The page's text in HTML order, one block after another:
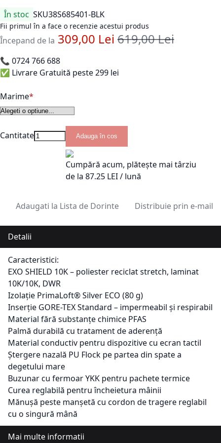
În stoc SKU38S685401-BLK
Fii primul în a face o recenzie acestui produs
Începand de la 309,00 Lei Pret standard
619,00 Lei
📞 0724 766 688
✅ Livrare Gratuită peste 299 lei
Marime
Cantitate Adauga în cos
Cumpără acum, plătește mai târziu
de la 87.25 LEI / lună
Adaugati la Lista de Dorinte Distribuie prin e-mail
Detalii
Caracteristici:
EXO SHIELD 10K – poliester reciclat stretch, laminat
10K/10K, DWR
Izolație PrimaLoft® Silver ECO (80 g)
Inserție GORE-TEX Standard – impermeabil și respirabil
Material fără substanțe chimice PFAS
Palmă durabilă cu tratament de aderență
Material conductiv pentru dispozitive cu ecran tactil
Ștergere nazală PU Flock pe partea din spate a
degetului mare
Buzunar cu fermoar YKK pentru pachete termice
Curea reglabilă pentru încheietura mâinii
Mănușă peste manșetă cu cordon de tragere reglabil
cu o singură mână
Mai multe informatii